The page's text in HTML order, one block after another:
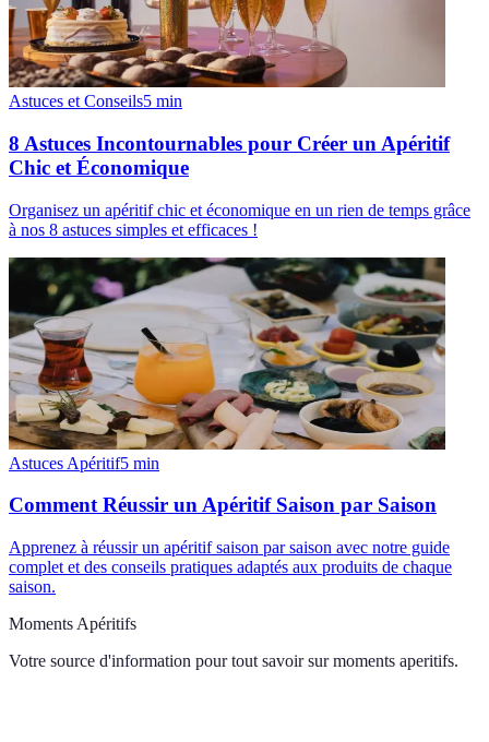
Astuces et Conseils5 min
8 Astuces Incontournables pour Créer un Apéritif
Chic et Économique
Organisez un apéritif chic et économique en un rien de temps grâce
à nos 8 astuces simples et efficaces !
Astuces Apéritif5 min
Comment Réussir un Apéritif Saison par Saison
Apprenez à réussir un apéritif saison par saison avec notre guide
complet et des conseils pratiques adaptés aux produits de chaque
saison.
Moments Apéritifs
Votre source d'information pour tout savoir sur moments aperitifs.